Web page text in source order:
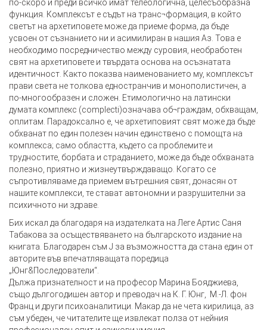
по-скоро и преди всичко имат телеологична, целесъобразна
функция. Комплексът е съдът на транс¬формация, в който
светът на архетиповете може да приеме форма, да бъде
усвоен от съзнанието ни и асимилиран в нашия Аз. Това е
необходимо посредничество между суровия, необработен
свят на архетиповете и твърдата основа на осъзнатата
идентичност. Както показва наименованието му, комплексът
прави света не толкова едностранчив и монополистичен, а
по-многообразен и сложен. Етимологично на латински
думата комплекс (complecti)означава об¬граждам, обхващам,
оплитам. Парадоксално е, че архетиповият свят може да бъде
обхванат по един полезен начин единствено с помощта на
комплекса; само областта, където са проблемите и
трудностите, борбата и страданието, може да бъде обхваната
полезно, приятно и жизнеутвърждаващо. Когато се
съпротивляваме да приемем вътрешния свят, донасян от
нашите комплекси, те стават автономни и разрушителни за
психичното ни здраве.
Бих искал да благодаря на издателката на Леге Артис Саня
Табакова за осъществяването на българското издание на
книгата. Благодарен съм Ј за възможността да стана един от
авторите във впечатляващата поредица
„Юнг&Последователи“.
Дължа признателност и на професор Марина Бояджиева,
също дългогодишен автор и преводач на К. Г. Юнг, М.-Л. фон
Франц и други психоаналитици. Макар да не чета кирилица, аз
съм убеден, че читателите ще извлекат полза от нейния